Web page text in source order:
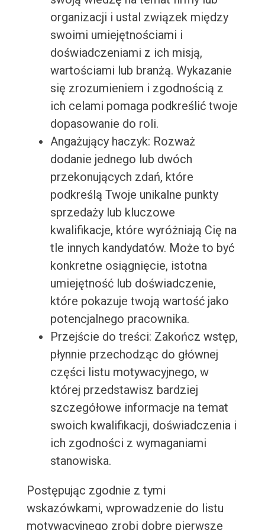
organizacji i ustal związek między
swoimi umiejętnościami i
doświadczeniami z ich misją,
wartościami lub branżą. Wykazanie
się zrozumieniem i zgodnością z
ich celami pomaga podkreślić twoje
dopasowanie do roli.
Angażujący haczyk: Rozważ
dodanie jednego lub dwóch
przekonujących zdań, które
podkreślą Twoje unikalne punkty
sprzedaży lub kluczowe
kwalifikacje, które wyróżniają Cię na
tle innych kandydatów. Może to być
konkretne osiągnięcie, istotna
umiejętność lub doświadczenie,
które pokazuje twoją wartość jako
potencjalnego pracownika.
Przejście do treści: Zakończ wstęp,
płynnie przechodząc do głównej
części listu motywacyjnego, w
której przedstawisz bardziej
szczegółowe informacje na temat
swoich kwalifikacji, doświadczenia i
ich zgodności z wymaganiami
stanowiska.
Postępując zgodnie z tymi
wskazówkami, wprowadzenie do listu
motywacyjnego zrobi dobre pierwsze